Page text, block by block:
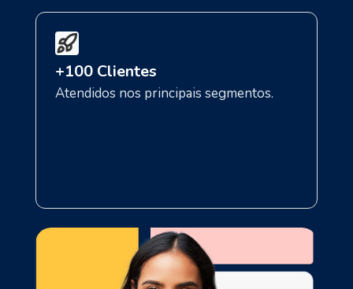
+100 Clientes
Atendidos nos principais segmentos.